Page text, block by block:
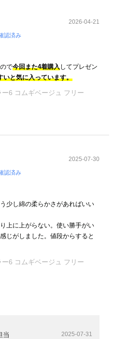
認済み
2026-04-21
で今回また4着購入してプレゼン
いと気に入っています。
6 コムギベージュ フリー
認済み
2025-07-30
少し綿の柔らかさがあればいい
上に上がらない。使い勝手がい
じがしました。値段からすると
6 コムギベージュ フリー
当 2025-07-31